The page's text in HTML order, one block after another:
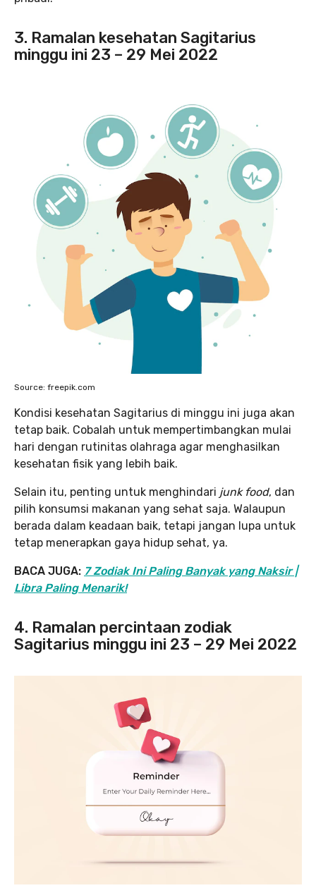
3. Ramalan kesehatan Sagitarius
minggu ini 23 – 29 Mei 2022
Source: freepik.com
Kondisi kesehatan Sagitarius di minggu ini juga akan
tetap baik. Cobalah untuk mempertimbangkan mulai
hari dengan rutinitas olahraga agar menghasilkan
kesehatan fisik yang lebih baik.
Selain itu, penting untuk menghindari junk food, dan
pilih konsumsi makanan yang sehat saja. Walaupun
berada dalam keadaan baik, tetapi jangan lupa untuk
tetap menerapkan gaya hidup sehat, ya.
BACA JUGA: 7 Zodiak Ini Paling Banyak yang Naksir |
Libra Paling Menarik!
4. Ramalan percintaan zodiak
Sagitarius minggu ini 23 – 29 Mei 2022